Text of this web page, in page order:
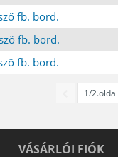
fb. bord.
fb. bord.
fb. bord.
1/2.oldal
VÁSÁRLÓI FIÓK